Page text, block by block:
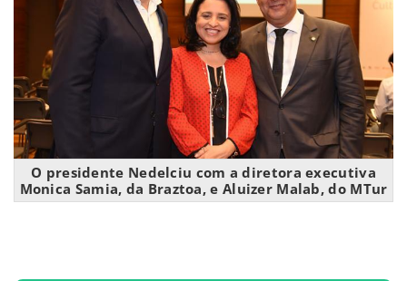
O presidente Nedelciu com a diretora executiva
Monica Samia, da Braztoa, e Aluizer Malab, do MTur